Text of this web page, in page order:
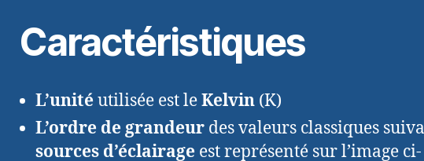
Caractéristiques
L’unité utilisée est leKelvin (K)
L’ordre de grandeur des valeurs classiques
sources d’éclairage est représenté sur l’image ci-